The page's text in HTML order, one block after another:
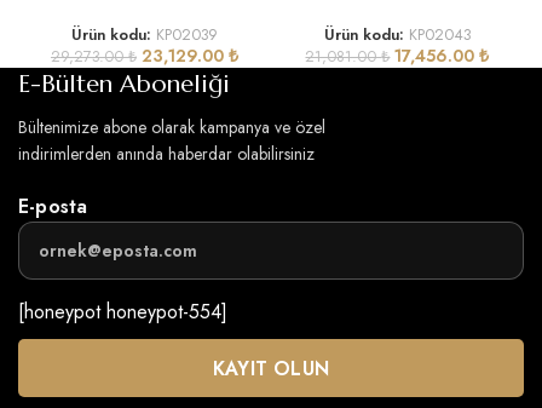
Ürün kodu: KP02039
29,273.00₺ 23,129.00 ₺
Ürün kodu: KP02043
21,081.00₺ 17,456.00₺
E-Bülten Aboneliği
Bültenimize abone olarak kampanya ve özel
indirimlerden anında haberdar olabilirsiniz
E-posta
[honeypot honeypot-554]